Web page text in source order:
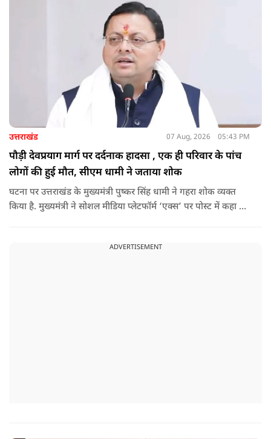
उत्तराखंड 07 Aug, 2026 05:43 PM
पौड़ी देवप्रयाग मार्ग पर दर्दनाक हादसा , एक ही परिवार के पांच
लोगों की हुई मौत, सीएम धामी ने जताया शोक
घटना पर उत्तराखंड के मुख्यमंत्री पुष्कर सिंह धामी ने गहरा शोक व्यक्त
किया है. मुख्यमंत्री ने सोशल मीडिया प्लेटफॉर्म ‘एक्स’ पर पोस्ट में कहा कि
उपचार तथा गंभीर रूप से घायलों को आवश्यकता पड़ने पर एयरलिफ्ट कर
ADVERTISEMENT